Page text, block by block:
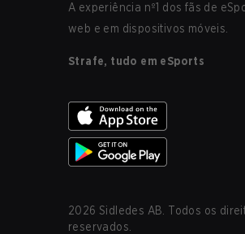
A experiência nº1 dos fãs de
web e em dispositivos móveis.
Strafe, tudo em eSports
2026 Sidledes AB. Todos os
reservados.